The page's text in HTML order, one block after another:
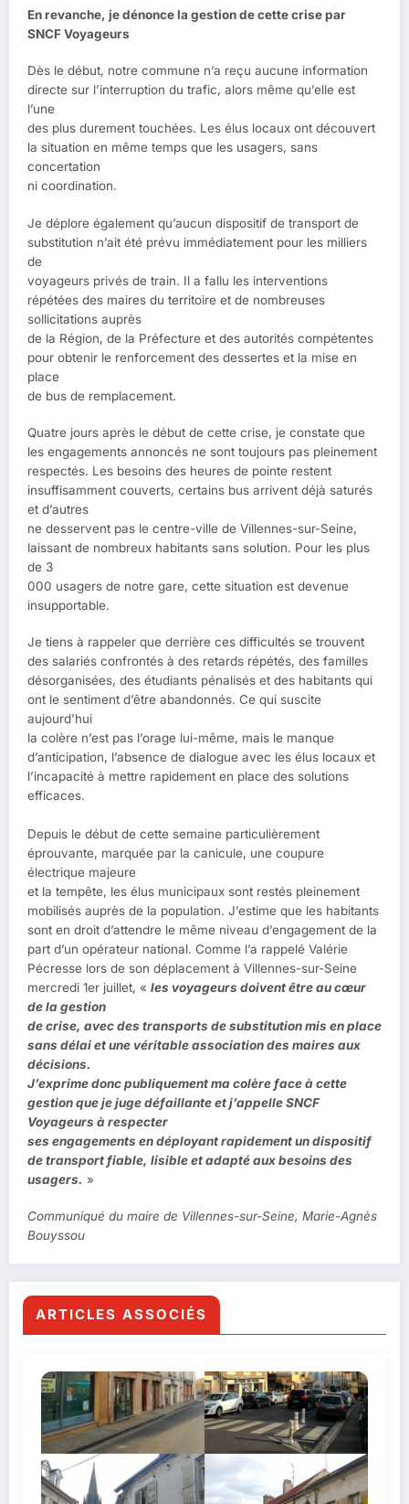
En revanche, je dénonce la gestion de cette crise par
SNCF Voyageurs
Dès le début, notre commune n’a reçu aucune information
directe sur l’interruption du trafic, alors même qu’elle est
l’une
des plus durement touchées. Les élus locaux ont découvert
la situation en même temps que les usagers, sans
concertation
ni coordination.
Je déplore également qu’aucun dispositif de transport de
substitution n’ait été prévu immédiatement pour les milliers
de
voyageurs privés de train. Il a fallu les interventions
répétées des maires du territoire et de nombreuses
sollicitations auprès
de la Région, de la Préfecture et des autorités compétentes
pour obtenir le renforcement des dessertes et la mise en
place
de bus de remplacement.
Quatre jours après le début de cette crise, je constate que
les engagements annoncés ne sont toujours pas pleinement
respectés. Les besoins des heures de pointe restent
insuffisamment couverts, certains bus arrivent déjà saturés
et d’autres
ne desservent pas le centre-ville de Villennes-sur-Seine,
laissant de nombreux habitants sans solution. Pour les plus
de 3
000 usagers de notre gare, cette situation est devenue
insupportable.
Je tiens à rappeler que derrière ces difficultés se trouvent
des salariés confrontés à des retards répétés, des familles
désorganisées, des étudiants pénalisés et des habitants qui
ont le sentiment d’être abandonnés. Ce qui suscite
aujourd’hui
la colère n’est pas l’orage lui-même, mais le manque
d’anticipation, l’absence de dialogue avec les élus locaux et
l’incapacité à mettre rapidement en place des solutions
efficaces.
Depuis le début de cette semaine particulièrement
éprouvante, marquée par la canicule, une coupure
électrique majeure
et la tempête, les élus municipaux sont restés pleinement
mobilisés auprès de la population. J’estime que les habitants
sont en droit d’attendre le même niveau d’engagement de la
part d’un opérateur national. Comme l’a rappelé Valérie
Pécresse lors de son déplacement à Villennes-sur-Seine
mercredi 1er juillet, « les voyageurs doivent être au cœur
de la gestion
de crise, avec des transports de substitution mis en place
sans délai et une véritable association des maires aux
décisions.
J’exprime donc publiquement ma colère face à cette
gestion que je juge défaillante et j’appelle SNCF
Voyageurs à respecter
ses engagements en déployant rapidement un dispositif
de transport fiable, lisible et adapté aux besoins des
usagers. »
Communiqué du maire de Villennes-sur-Seine, Marie-Agnès
Bouyssou
ARTICLES ASSOCIÉS